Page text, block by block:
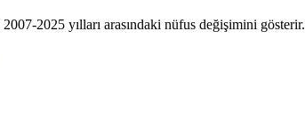
2007-2025 yılları arasındaki nüfus değişimini gösterir.